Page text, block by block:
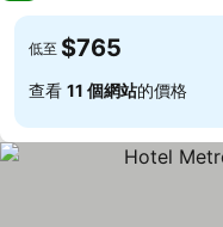
低至 $765
查看 11 個網站的價格